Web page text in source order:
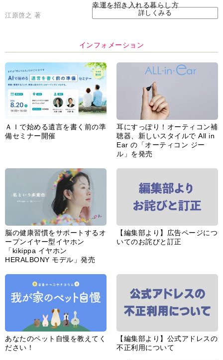
幸運を招き入れる暮らし方
江原啓之 著 詳しくみる
インフォメーション
ＡＩで始める遺言を書く前の準
備セミナー開催
耳にすっぽり！オーティコン補
聴器、新しいスタイルで All in
Ear の「オーティコン ジー
ル」を発売
脳の健康習慣をサポートするオ
ープンイヤー型イヤホン
「kikippa イヤホン
HERALBONY モデル」発売
【編集部より】広告ページにつ
いてのお詫びと訂正
あなたのペット自慢を教えてく
ださい！
【編集部より】公式アドレスの
不正利用について